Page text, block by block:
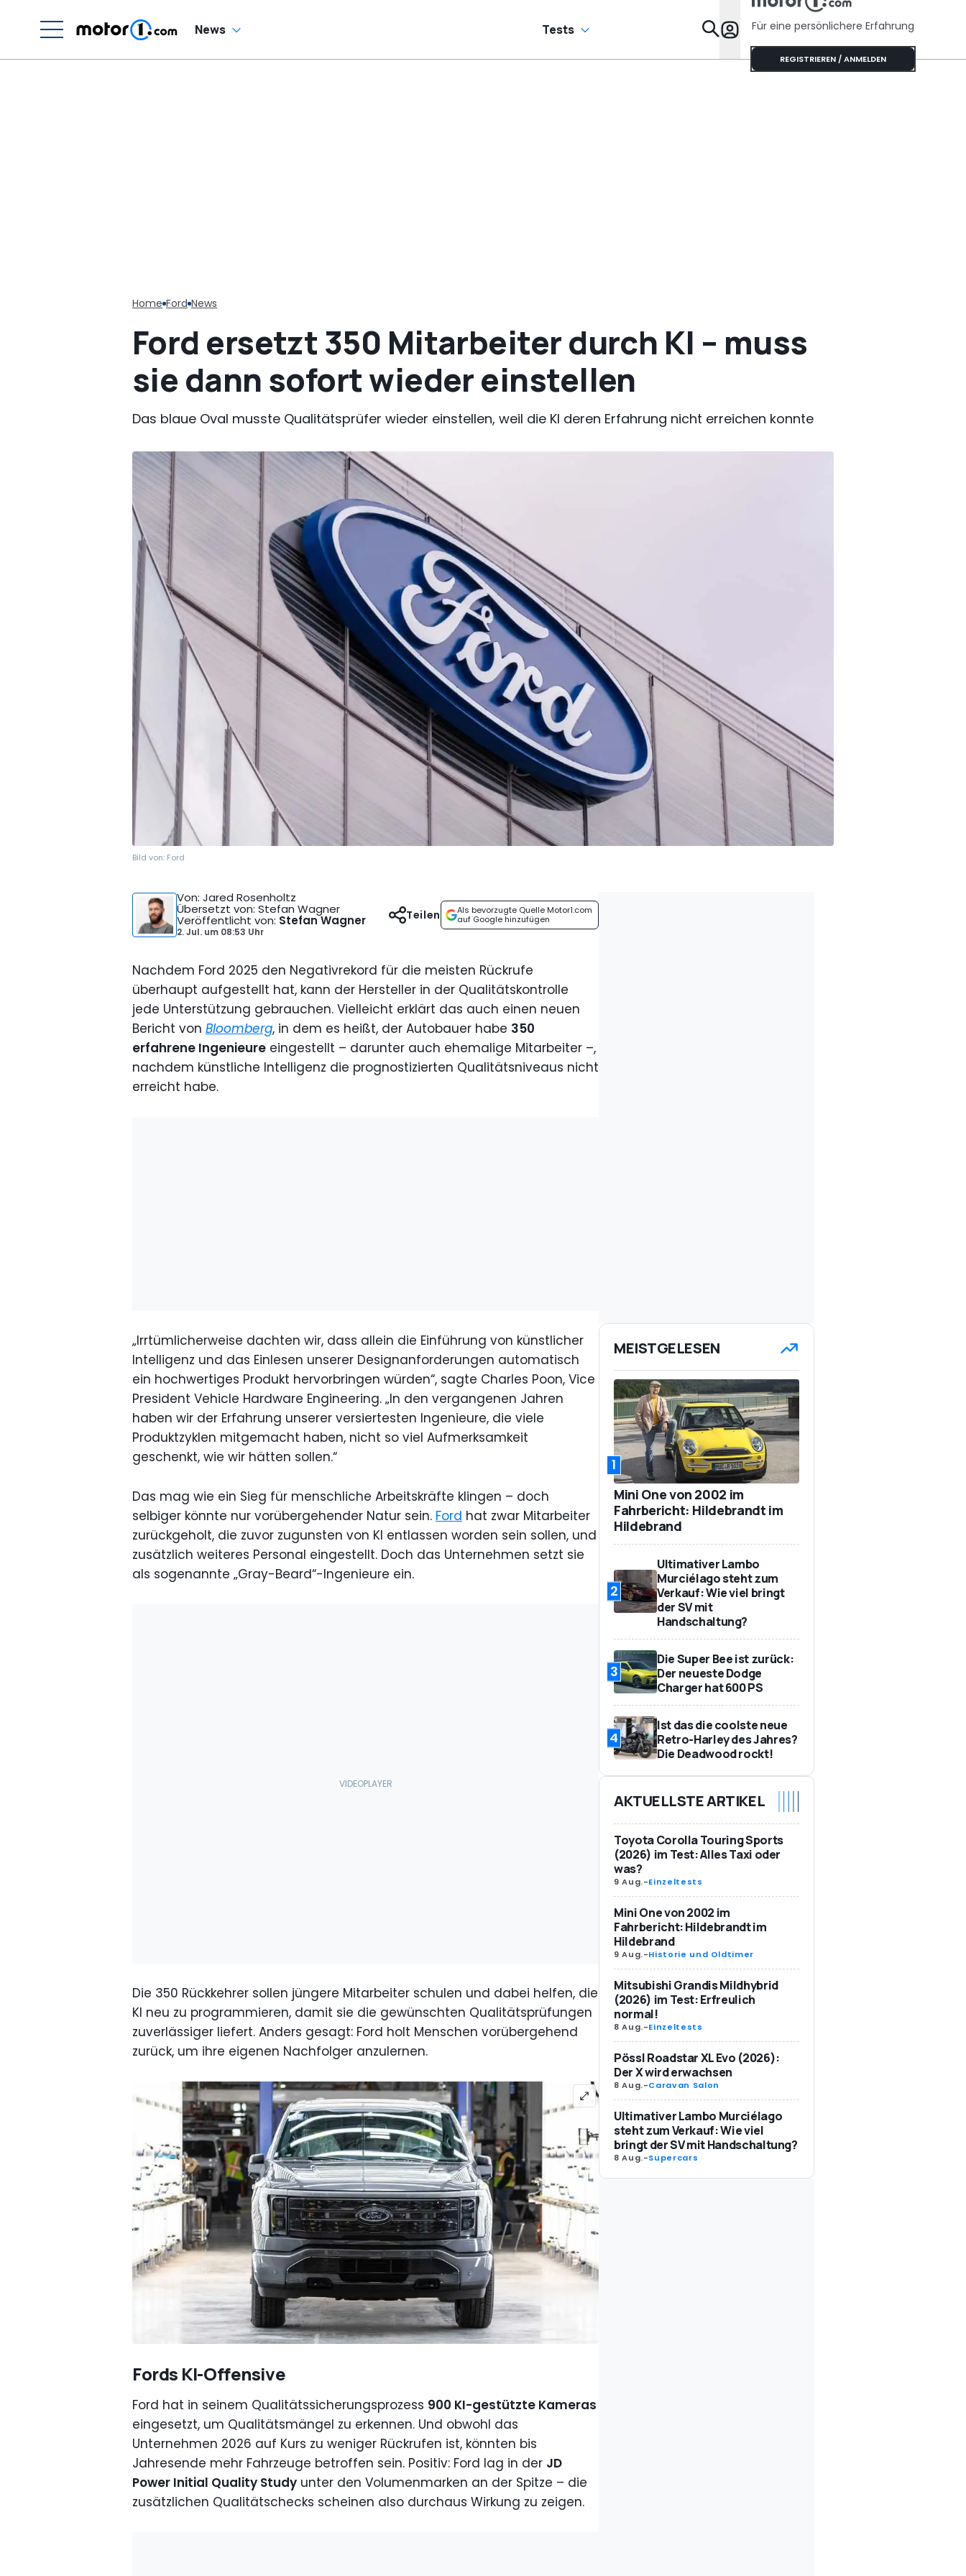
News Tests Specials
Für eine persönlichere Erfahrung
REGISTRIEREN / ANMELDEN
Home Ford News
Ford ersetzt 350 Mitarbeiter durch KI – muss
sie dann sofort wieder einstellen
Das blaue Oval musste Qualitätsprüfer wieder einstellen, weil die KI deren Erfahrung nicht erreichen konnte
Bild von: Ford
Von: Jared Rosenholtz
Übersetzt von: Stefan Wagner
Veröffentlicht von: Stefan Wagner
2. Jul. um 08:53 Uhr
Als bevorzugte Quelle Motor1.com
auf Google hinzufügen
Teilen
Nachdem Ford 2025 den Negativrekord für die meisten Rückrufe
überhaupt aufgestellt hat, kann der Hersteller in der Qualitätskontrolle
jede Unterstützung gebrauchen. Vielleicht erklärt das auch einen neuen
Bericht von Bloomberg, in dem es heißt, der Autobauer habe 350
erfahrene Ingenieure eingestellt – darunter auch ehemalige Mitarbeiter –,
nachdem künstliche Intelligenz die prognostizierten Qualitätsniveaus nicht
erreicht habe.
„Irrtümlicherweise dachten wir, dass allein die Einführung von künstlicher
Intelligenz und das Einlesen unserer Designanforderungen automatisch
ein hochwertiges Produkt hervorbringen würden“, sagte Charles Poon, Vice
President Vehicle Hardware Engineering. „In den vergangenen Jahren
haben wir der Erfahrung unserer versiertesten Ingenieure, die viele
Produktzyklen mitgemacht haben, nicht so viel Aufmerksamkeit
geschenkt, wie wir hätten sollen.“
Das mag wie ein Sieg für menschliche Arbeitskräfte klingen – doch
selbiger könnte nur vorübergehender Natur sein. Ford hat zwar Mitarbeiter
zurückgeholt, die zuvor zugunsten von KI entlassen worden sein sollen, und
zusätzlich weiteres Personal eingestellt. Doch das Unternehmen setzt sie
als sogenannte „Gray-Beard“-Ingenieure ein.
Die 350 Rückkehrer sollen jüngere Mitarbeiter schulen und dabei helfen, die
KI neu zu programmieren, damit sie die gewünschten Qualitätsprüfungen
zuverlässiger liefert. Anders gesagt: Ford holt Menschen vorübergehend
zurück, um ihre eigenen Nachfolger anzulernen.
Fords KI-Offensive
Ford hat in seinem Qualitätssicherungsprozess 900 KI-gestützte Kameras
eingesetzt, um Qualitätsmängel zu erkennen. Und obwohl das
Unternehmen 2026 auf Kurs zu weniger Rückrufen ist, könnten bis
Jahresende mehr Fahrzeuge betroffen sein. Positiv: Ford lag in der JD
Power Initial Quality Study unter den Volumenmarken an der Spitze – die
zusätzlichen Qualitätschecks scheinen also durchaus Wirkung zu zeigen.
MEISTGELESEN
1
Mini One von 2002 im
Fahrbericht: Hildebrandt im
Hildebrand
2
Ultimativer Lambo
Murciélago steht zum
Verkauf: Wie viel bringt
der SV mit
Handschaltung?
3
Die Super Bee ist zurück:
Der neueste Dodge
Charger hat 600 PS
4
Ist das die coolste neue
Retro-Harley des Jahres?
Die Deadwood rockt!
AKTUELLSTE ARTIKEL
Toyota Corolla Touring Sports
(2026) im Test: Alles Taxi oder
was?
9 Aug.-Einzeltests
Mini One von 2002 im
Fahrbericht: Hildebrandt im
Hildebrand
9 Aug.-Historie und Oldtimer
Mitsubishi Grandis Mildhybrid
(2026) im Test: Erfreulich
normal!
8 Aug.-Einzeltests
Pössl Roadstar XL Evo (2026):
Der X wird erwachsen
8 Aug.-Caravan Salon
Ultimativer Lambo Murciélago
steht zum Verkauf: Wie viel
bringt der SV mit Handschaltung?
8 Aug.-Supercars